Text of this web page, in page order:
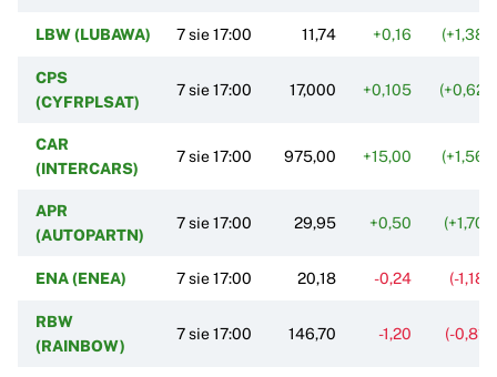
LBW (LUBAWA) 7 sie 17:00 11,74 +0,16
CPS
(CYFRPLSAT)
7 sie 17:00 17,000 +0,105
CAR
(INTERCARS)
7 sie 17:00 975,00 +15,00
APR
(AUTOPARTN)
7 sie 17:00 29,95 +0,50
ENA (ENEA) 7 sie 17:00 20,18 -0,24 (-
RBW
(RAINBOW)
7 sie 17:00 146,70 -1,20 (-